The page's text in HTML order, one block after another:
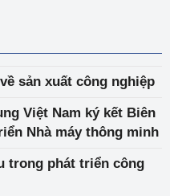
sản xuất công nghiệp
Việt Nam ký kết Biên
Nhà máy thông minh
trong phát triển công